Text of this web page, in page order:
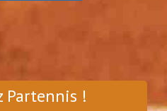
Partennis !